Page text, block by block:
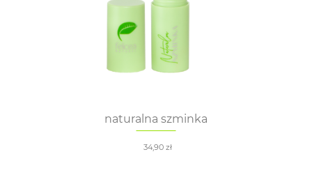
naturalna szminka
34,90 zł